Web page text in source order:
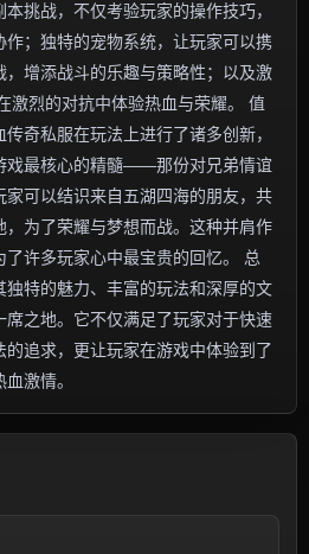
挑战，不仅考验玩家的操作技巧，
；独特的宠物系统，让玩家可以携
增添战斗的乐趣与策略性；以及激
激烈的对抗中体验热血与荣耀。 值
奇私服在玩法上进行了诸多创新，
戏最核心的精髓——那份对兄弟情谊
家可以结识来自五湖四海的朋友，共
，为了荣耀与梦想而战。这种并肩作
许多玩家心中最宝贵的回忆。 总
独特的魅力、丰富的玩法和深厚的文
之地。它不仅满足了玩家对于快速
追求，更让玩家在游戏中体验到了
激情。